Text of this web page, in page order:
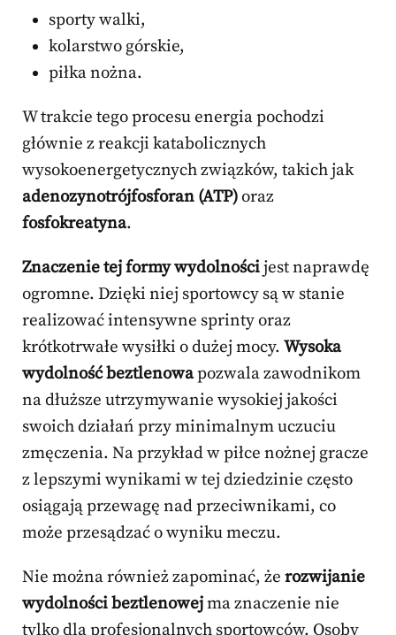
sporty walki,
kolarstwo górskie,
piłka nożna.
W trakcie tego procesu energia pochodzi
głównie z reakcji katabolicznych
wysokoenergetycznych związków, takich jak
adenozynotrójfosforan (ATP)oraz
fosfokreatyna.
Znaczenie tej formy wydolnościjest naprawdę
ogromne. Dzięki niej sportowcy są w stanie
realizować intensywne sprinty oraz
krótkotrwałe wysiłki o dużej mocy. Wysoka
wydolność beztlenowapozwala zawodnikom
na dłuższe utrzymywanie wysokiej jakości
swoich działań przy minimalnym uczuciu
zmęczenia. Na przykład w piłce nożnej gracze
z lepszymi wynikami w tej dziedzinie często
osiągają przewagę nad przeciwnikami, co
może przesądzać o wyniku meczu.
Nie można również zapominać, że rozwijanie
wydolności beztlenowejma znaczenie nie
tylko dla profesjonalnych sportowców. Osoby